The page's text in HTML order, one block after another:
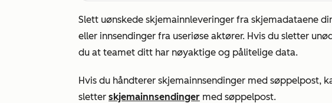
Slett uønskede skjemainnleveringer fra skjemadataene
eller innsendinger fra useriøse aktører. Hvis du sletter
du at teamet ditt har nøyaktige og pålitelige data.
Hvis du håndterer skjemainnsendinger med søppelpost,
sletter skjemainnsendinger med søppelpost.